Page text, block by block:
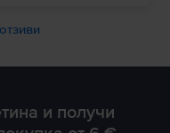
и получи